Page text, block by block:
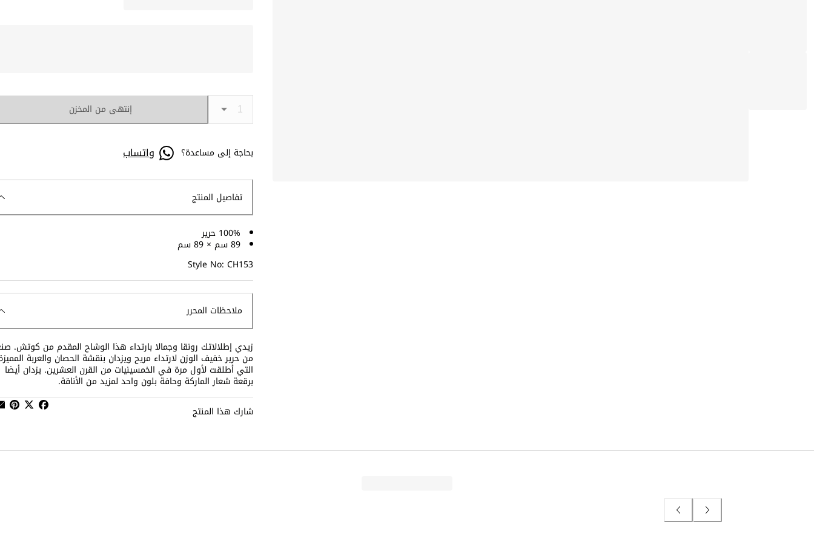
إنتهى من المخزن
بحاجة إلى مساعدة؟ واتساب
تفاصيل المنتج
100% حرير
89 سم × 89 سم
Style No: CH153
ملاحظات المحرر
زيدي إطلالاتك رونقا وجمالا بارتداء هذا الوشاح المقدم من كوتش.
من حرير خفيف الوزن لارتداء مريح ويزدان بنقشة الحصان والعربة
التي أطلقت لأول مرة في الخمسينيات من القرن العشرين. يزدان أيضا
برقعة شعار الماركة وحافة بلون واحد لمزيد من الأناقة.
شارك هذا المنتج